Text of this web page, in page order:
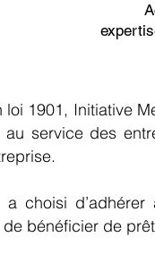
loi 1901, Initiative
au service des
a choisi d’adhérer
bénéficier de